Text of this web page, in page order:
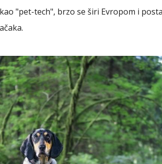
"pet-tech", brzo se širi Evropom i